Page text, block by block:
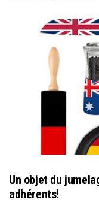
Un objet du
adhérents!